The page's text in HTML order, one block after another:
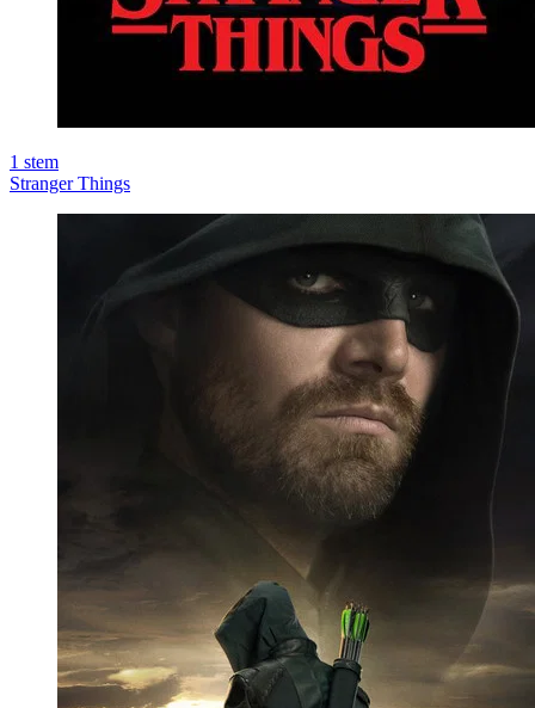
1 stem
Stranger Things